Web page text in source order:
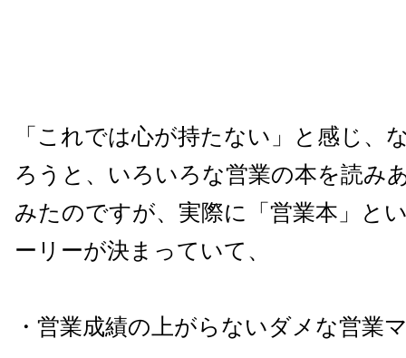
「これでは心が持たない」と感じ、
ろうと、いろいろな営業の本を読み
みたのですが、実際に「営業本」と
ーリーが決まっていて、
・営業成績の上がらないダメな営業